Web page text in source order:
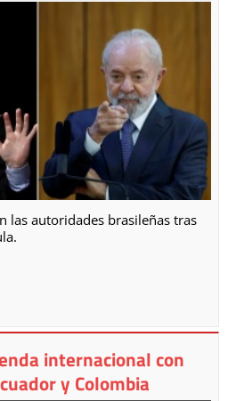
las autoridades brasileñas tras
internacional con
y Colombia